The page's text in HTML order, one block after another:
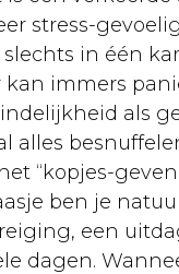
stress-
slechts in één
kan immers
als
alles
“kopjes-
ben je
een
dagen.